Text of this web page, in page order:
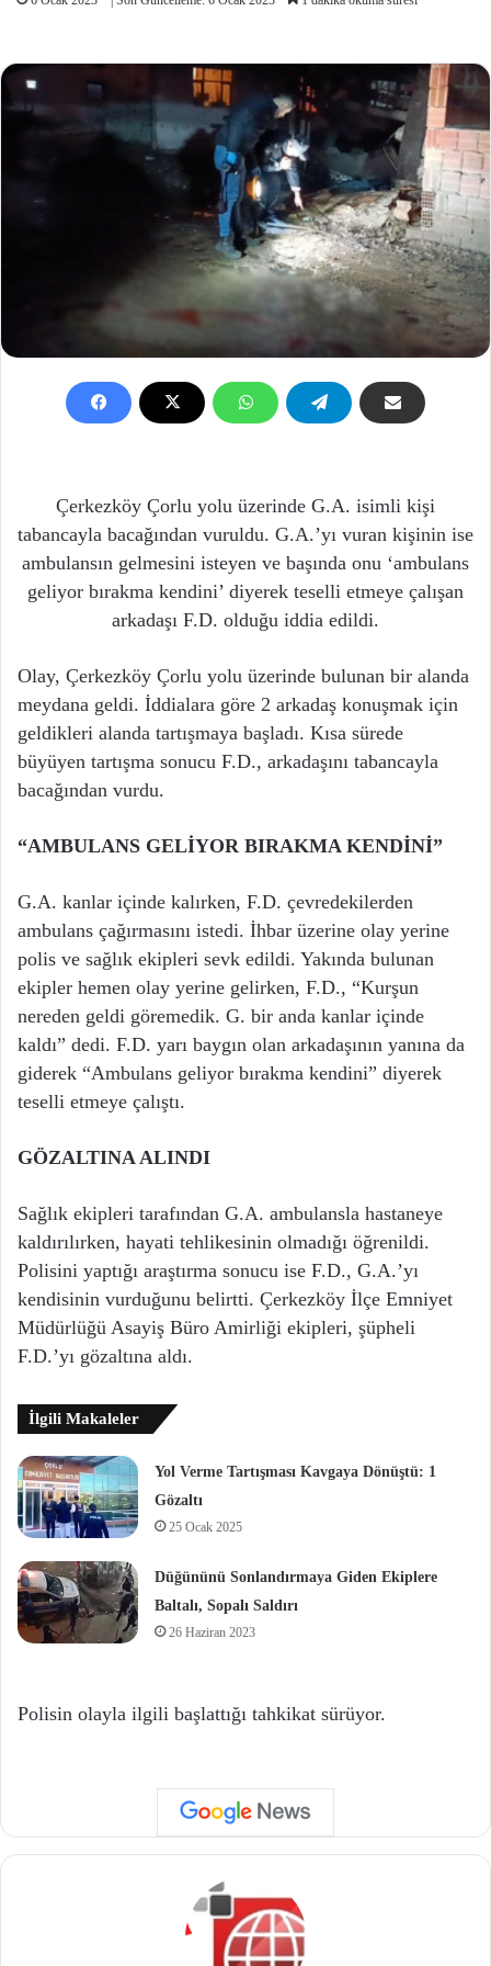
Çerkezköy Çorlu yolu üzerinde G.A. isimli kişi
tabancayla bacağından vuruldu. G.A.’yı vuran kişinin ise
ambulansın gelmesini isteyen ve başında onu ‘ambulans
geliyor bırakma kendini’ diyerek teselli etmeye çalışan
arkadaşı F.D. olduğu iddia edildi.
Olay, Çerkezköy Çorlu yolu üzerinde bulunan bir alanda
meydana geldi. İddialara göre 2 arkadaş konuşmak için
geldikleri alanda tartışmaya başladı. Kısa sürede
büyüyen tartışma sonucu F.D., arkadaşını tabancayla
bacağından vurdu.
“AMBULANS GELİYOR BIRAKMA KENDİNİ”
G.A. kanlar içinde kalırken, F.D. çevredekilerden
ambulans çağırmasını istedi. İhbar üzerine olay yerine
polis ve sağlık ekipleri sevk edildi. Yakında bulunan
ekipler hemen olay yerine gelirken, F.D., “Kurşun
nereden geldi göremedik. G. bir anda kanlar içinde
kaldı” dedi. F.D. yarı baygın olan arkadaşının yanına da
giderek “Ambulans geliyor bırakma kendini” diyerek
teselli etmeye çalıştı.
GÖZALTINA ALINDI
Sağlık ekipleri tarafından G.A. ambulansla hastaneye
kaldırılırken, hayati tehlikesinin olmadığı öğrenildi.
Polisini yaptığı araştırma sonucu ise F.D., G.A.’yı
kendisinin vurduğunu belirtti. Çerkezköy İlçe Emniyet
Müdürlüğü Asayiş Büro Amirliği ekipleri, şüpheli
F.D.’yı gözaltına aldı.
İlgili Makaleler
Yol Verme Tartışması Kavgaya Dönüştü: 1
Gözaltı
25 Ocak 2025
Düğününü Sonlandırmaya Giden Ekiplere
Baltalı, Sopalı Saldırı
26 Haziran 2023
Polisin olayla ilgili başlattığı tahkikat sürüyor.